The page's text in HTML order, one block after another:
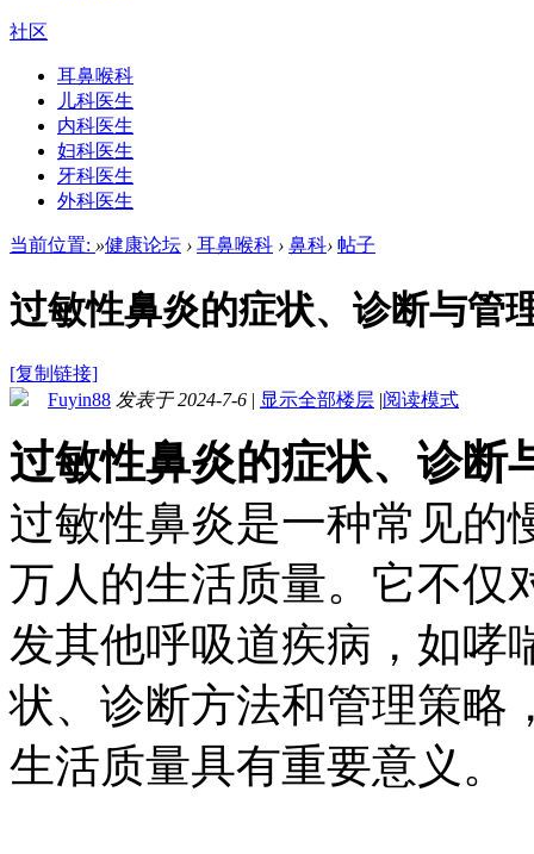
社区
耳鼻喉科
儿科医生
内科医生
妇科医生
牙科医生
外科医生
当前位置: »健康论坛 › 耳鼻喉科 › 鼻科› 帖子
过敏性鼻炎的症状、诊断与管
[复制链接]
Fuyin88 发表于 2024-7-6 | 显示全部楼层 |阅读模式
过敏性鼻炎的症状、诊断
过敏性鼻炎是一种常见的
万人的生活质量。它不仅
发其他呼吸道疾病，如哮
状、诊断方法和管理策略
生活质量具有重要意义。